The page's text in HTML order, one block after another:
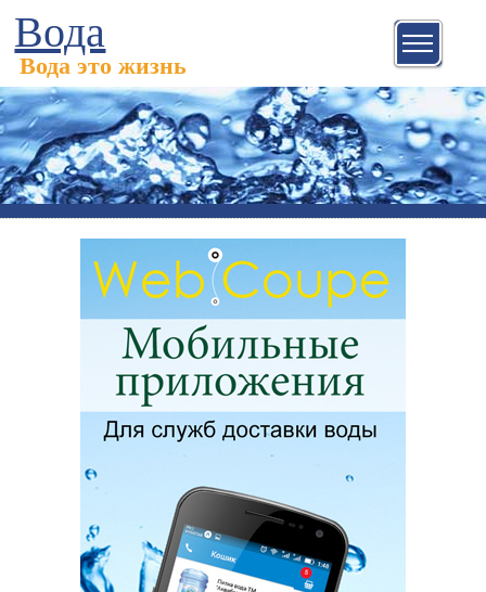
Вода
Вода это жизнь